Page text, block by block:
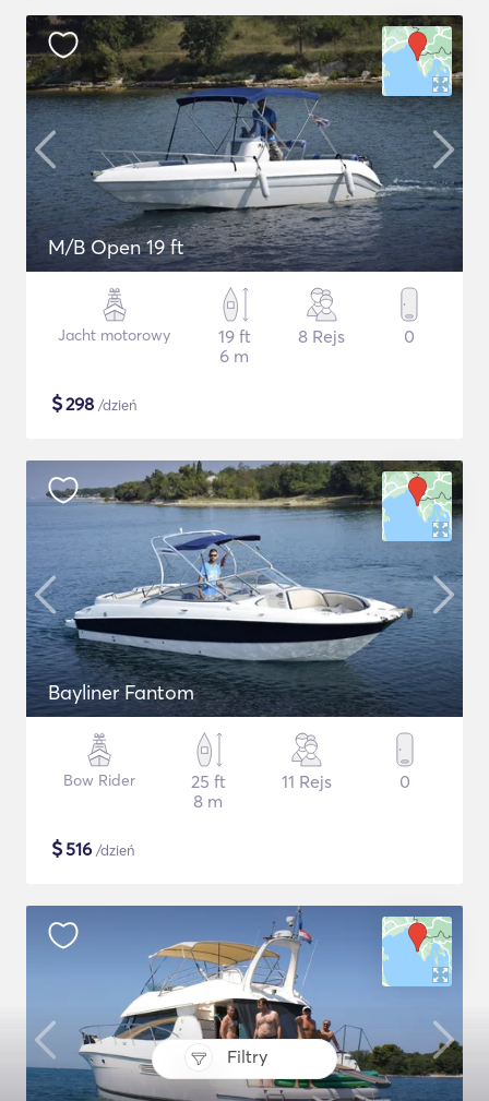
Filtry
M/B Open 19 ft
Jacht motorowy
19 ft
6 m
8 Rejs 0
$298 /dzień
Bayliner Fantom
Bow Rider
25 ft
8 m
11 Rejs 0
$516 /dzień